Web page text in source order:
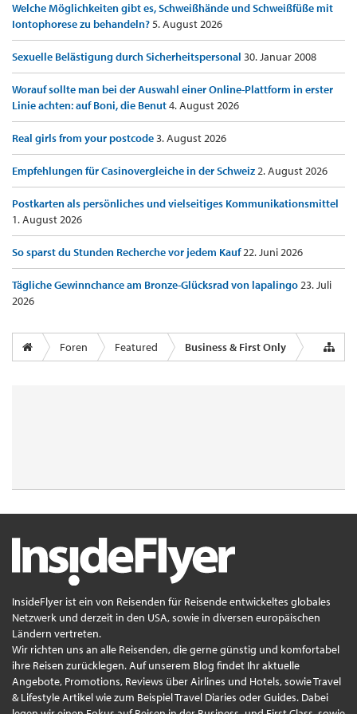
Welche Möglichkeiten gibt es, Schweißhände und Schweißfüße mit
Iontophorese zu behandeln?5. August 2026
Sexuelle Belästigung durch Sicherheitspersonal 30. Januar 2008
Worauf sollte man bei der Auswahl einer Online-Plattform in erster
Linie achten: auf Boni, die Benut4. August 2026
Real girls from your postcode3. August 2026
Empfehlungen für Casinovergleiche in der Schweiz2. August 2026
Postkarten als persönliches und vielseitiges Kommunikationsmittel
1. August 2026
So sparst du Stunden Recherche vor jedem Kauf22. Juni 2026
Tägliche Gewinnchance am Bronze-Glücksrad von lapalingo23. Juli
2026
Foren Featured Business & First Only
InsideFlyer ist ein von Reisenden für Reisende entwickeltes globales
Netzwerk und derzeit in den USA, sowie in diversen europäischen
Ländern vertreten.
Wir richten uns an alle Reisenden, die gerne günstig und komfortabel
ihre Reisen zurücklegen. Auf unserem Blog findet Ihr aktuelle
Angebote, Promotions, Reviews über Airlines und Hotels, sowie Travel
& Lifestyle Artikel wie zum Beispiel Travel Diaries oder Guides. Dabei